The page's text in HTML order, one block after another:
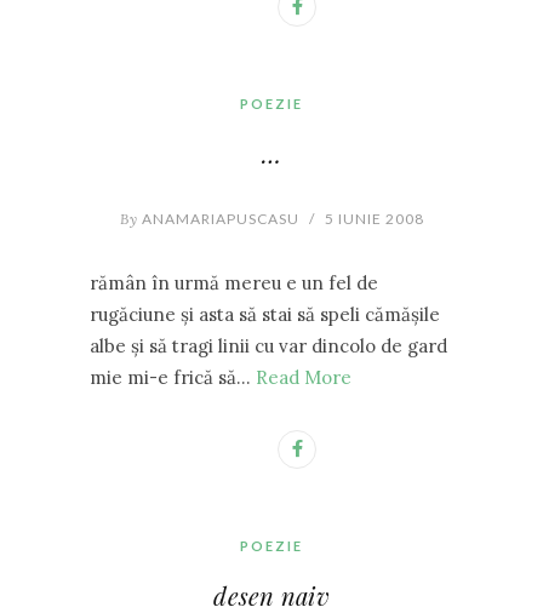
POEZIE
…
By ANAMARIAPUSCASU / 5 IUNIE 2008
rămân în urmă mereu e un fel de
rugăciune şi asta să stai să speli cămăşile
albe şi să tragi linii cu var dincolo de gard
mie mi-e frică să… Read More
POEZIE
desen naiv